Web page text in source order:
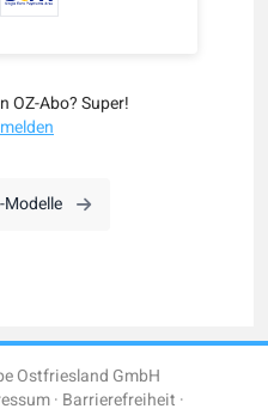
OZ-Abo? Super!
Ostfriesland GmbH
Barrierefreiheit